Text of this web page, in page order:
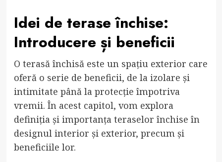
Idei de terase închise:
Introducere și beneficii
O terasă închisă este un spațiu exterior care
oferă o serie de beneficii, de la izolare și
intimitate până la protecție împotriva
vremii. În acest capitol, vom explora
definiția și importanța teraselor închise în
designul interior și exterior, precum și
beneficiile lor.